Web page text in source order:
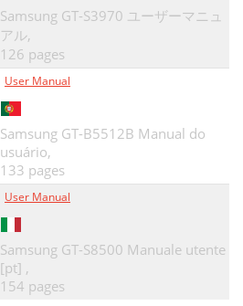
Samsung GT-S3970 ユーザーマニュ
アル,
126 pages
User Manual
Samsung GT-B5512B Manual do
usuário,
133 pages
User Manual
Samsung GT-S8500 Manuale utente
[pt] ,
154 pages